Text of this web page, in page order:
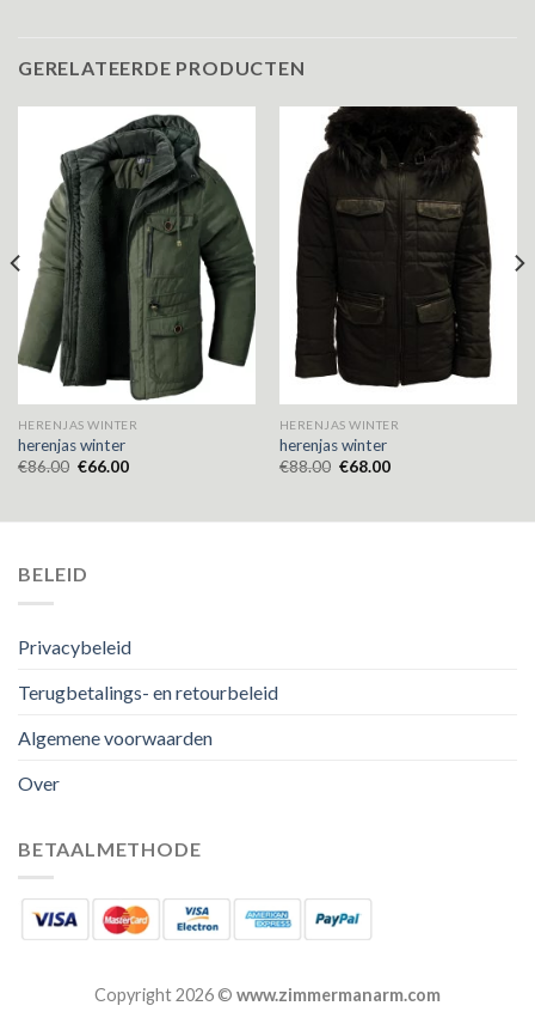
GERELATEERDE PRODUCTEN
HERENJAS WINTER
herenjas winter
€86.00 €66.00
HERENJAS WINTER
herenjas winter
€88.00 €68.00
BELEID
Privacybeleid
Terugbetalings- en retourbeleid
Algemene voorwaarden
Over
BETAALMETHODE
Copyright 2026 © www.zimmermanarm.com